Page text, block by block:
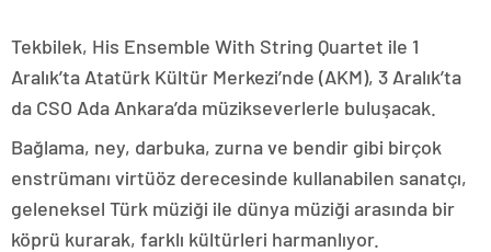
Tekbilek, His Ensemble With String Quartet ile 1
Aralık’ta Atatürk Kültür Merkezi’nde (AKM), 3 Aralık’ta
da CSO Ada Ankara’da müzikseverlerle buluşacak.
Bağlama, ney, darbuka, zurna ve bendir gibi birçok
enstrümanı virtüöz derecesinde kullanabilen sanatçı,
geleneksel Türk müziği ile dünya müziği arasında bir
köprü kurarak, farklı kültürleri harmanlıyor.